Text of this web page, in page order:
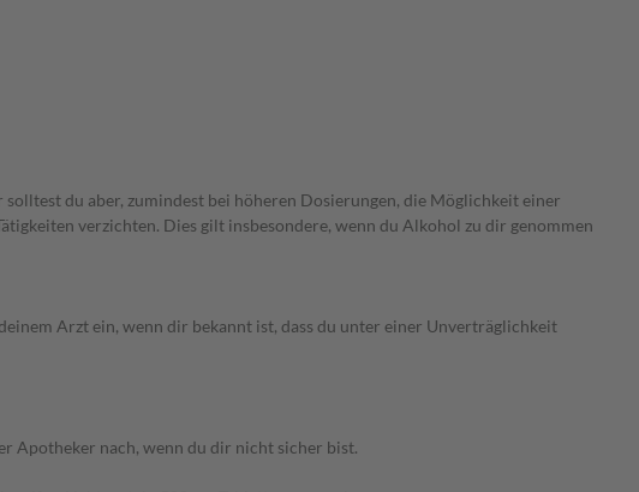
du aber, zumindest bei höheren Dosierungen, die Möglichkeit einer
verzichten. Dies gilt insbesondere, wenn du Alkohol zu dir genommen
Arzt ein, wenn dir bekannt ist, dass du unter einer Unverträglichkeit
Apotheker nach, wenn du dir nicht sicher bist.